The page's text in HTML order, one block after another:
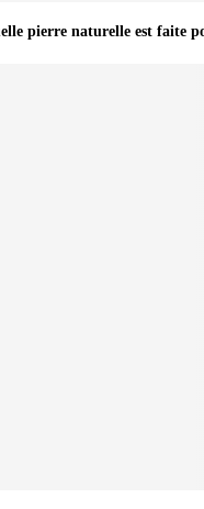
pierre naturelle est faite